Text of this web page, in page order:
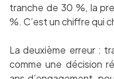
tranche de 30 %, la
%. C’est un chiffre qui
La deuxième erreur :
comme une décision